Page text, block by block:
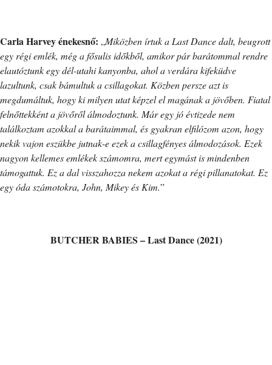
Carla Harvey énekesnő: „Miközben írtuk a Last Dance dalt, beugrott
egy régi emlék, még a fősulis időkből, amikor pár barátommal rendre
elautóztunk egy dél-utahi kanyonba, ahol a verdára kifeküdve
lazultunk, csak bámultuk a csillagokat. Közben persze azt is
megdumáltuk, hogy ki milyen utat képzel el magának a jövőben. Fiatal
felnőttekként a jövőről álmodoztunk. Már egy jó évtizede nem
találkoztam azokkal a barátaimmal, és gyakran elfilózom azon, hogy
nekik vajon eszükbe jutnak-e ezek a csillagfényes álmodozások. Ezek
nagyon kellemes emlékek számomra, mert egymást is mindenben
támogattuk. Ez a dal visszahozza nekem azokat a régi pillanatokat. Ez
egy óda számotokra, John, Mikey és Kim.”
BUTCHER BABIES – Last Dance (2021)